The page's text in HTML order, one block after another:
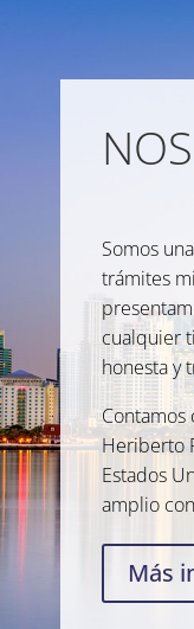
Somos
trámites
cualquier
honesta y
Contamos
Heriberto
Estados
amplio
Más